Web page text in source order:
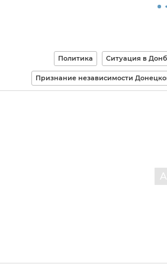
Политика Ситуация в
Признание независимости